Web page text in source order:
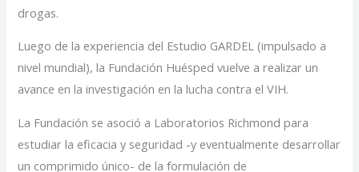
drogas.
Luego de la experiencia del Estudio GARDEL (impulsado a
nivel mundial), la Fundación Huésped vuelve a realizar un
avance en la investigación en la lucha contra el VIH.
La Fundación se asoció a Laboratorios Richmond para
estudiar la eficacia y seguridad -y eventualmente desarrollar
un comprimido único- de la formulación de